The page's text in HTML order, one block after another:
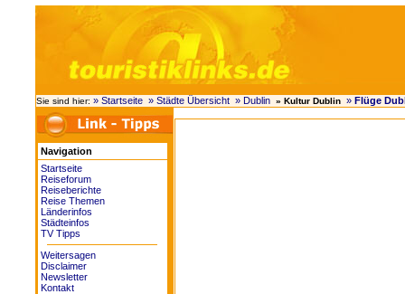
Sie sind hier: » Startseite » Städte Übersicht » Dublin » Kultur Dublin » Flüge
Navigation
Startseite
Reiseforum
Reiseberichte
Reise Themen
Länderinfos
Städteinfos
TV Tipps
Weitersagen
Disclaimer
Newsletter
Kontakt